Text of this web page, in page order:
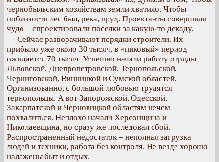
чернобыльским хозяйствам земли хватило. Чтобы
поблизости лес был, река, пруд. Проектанты совершили
чудо – спроектировали поселки за какую-то декаду.
Сейчас разворачивают порядки строители. Их
прибыло уже около 30 тысяч, в «пиковый» период
ожидается 70 тысяч. Успешно начали работу отряды
Львовской, Днепропетровской, Тернопольской,
Черниговской, Винницкой и Сумской областей.
Организованно, с большой любовью трудятся
тернопольцы. А вот Запорожской, Одесской,
Закарпатской и Черновицкой областям нечем
похвалиться. Неплохо начали Херсонщина и
Николаевщина, но сразу же последовал сбой.
Распространенный недостаток – неполная загрузка
людей и техники, работа без контроля. Не везде хорошо
налажены быт и отдых.